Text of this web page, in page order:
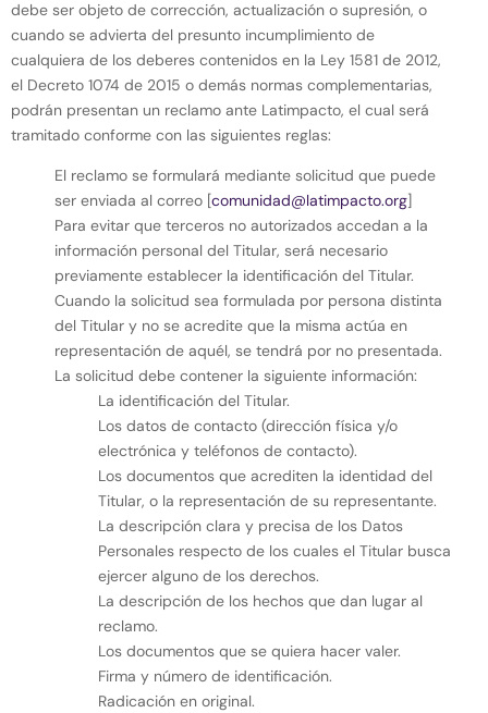
debe ser objeto de corrección, actualización o supresión, o
cuando se advierta del presunto incumplimiento de
cualquiera de los deberes contenidos en la Ley 1581 de 2012,
el Decreto 1074 de 2015 o demás normas complementarias,
podrán presentan un reclamo ante Latimpacto, el cual será
tramitado conforme con las siguientes reglas:
El reclamo se formulará mediante solicitud que puede
ser enviada al correo [comunidad@latimpacto.org]
Para evitar que terceros no autorizados accedan a la
información personal del Titular, será necesario
previamente establecer la identificación del Titular.
Cuando la solicitud sea formulada por persona distinta
del Titular y no se acredite que la misma actúa en
representación de aquél, se tendrá por no presentada.
La solicitud debe contener la siguiente información:
La identificación del Titular.
Los datos de contacto (dirección física y/o
electrónica y teléfonos de contacto).
Los documentos que acrediten la identidad del
Titular, o la representación de su representante.
La descripción clara y precisa de los Datos
Personales respecto de los cuales el Titular busca
ejercer alguno de los derechos.
La descripción de los hechos que dan lugar al
reclamo.
Los documentos que se quiera hacer valer.
Firma y número de identificación.
Radicación en original.